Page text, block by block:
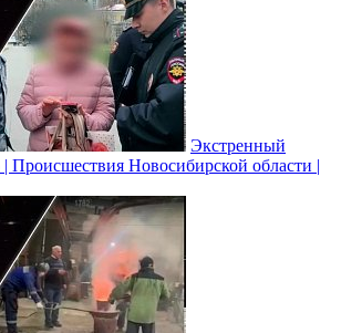
Экстренный
Происшествия Новосибирской области |